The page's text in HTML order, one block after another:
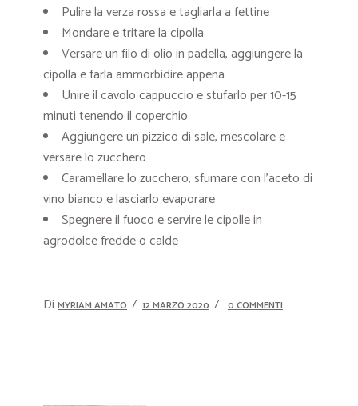
Pulire la verza rossa e tagliarla a fettine
Mondare e tritare la cipolla
Versare un filo di olio in padella, aggiungere la
cipolla e farla ammorbidire appena
Unire il cavolo cappuccio e stufarlo per 10-15
minuti tenendo il coperchio
Aggiungere un pizzico di sale, mescolare e
versare lo zucchero
Caramellare lo zucchero, sfumare con l’aceto di
vino bianco e lasciarlo evaporare
Spegnere il fuoco e servire le cipolle in
agrodolce fredde o calde
Di MYRIAM AMATO 12 MARZO 2020 0 COMMENTI